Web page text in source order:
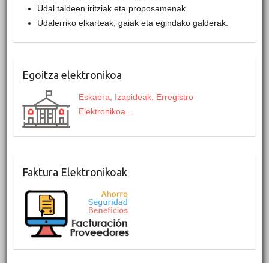
Udal taldeen iritziak eta proposamenak.
Udalerriko elkarteak, gaiak eta egindako galderak.
Egoitza elektronikoa
Eskaera, Izapideak, Erregistro
Elektronikoa…
Faktura Elektronikoak